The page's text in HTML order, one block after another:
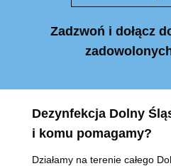
Zadzwoń i dołącz
Dezynfekcja Dolny
i komu pomagamy?
Działamy na terenie całego